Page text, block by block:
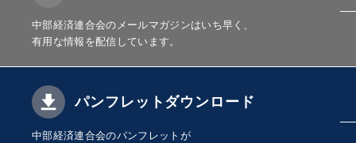
中部経済連合会のメールマガジンはいち早く、
有用な情報を配信しています。
パンフレットダウンロード
中部経済連合会のパンフレットが